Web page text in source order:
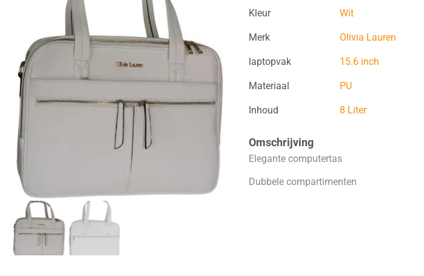
Kleur
Wit
Merk Olivia Lauren
laptopvak 15.6 inch
Materiaal PU
Inhoud 8 Liter
Omschrijving
Elegante computertas
Dubbele compartimenten